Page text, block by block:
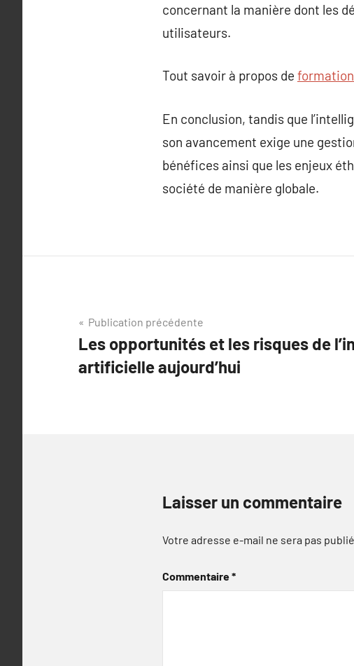
concernant la manière dont les
utilisateurs.
Tout savoir à propos de
En conclusion, tandis que
son avancement exige une
bénéfices ainsi que les enjeux
société de manière globale.
Navigation
de
l’article
Publication précédente
Les opportunités et les risques de
artificielle aujourd’hui
Laisser un commentaire
Votre adresse e-mail ne sera pas
Commentaire*